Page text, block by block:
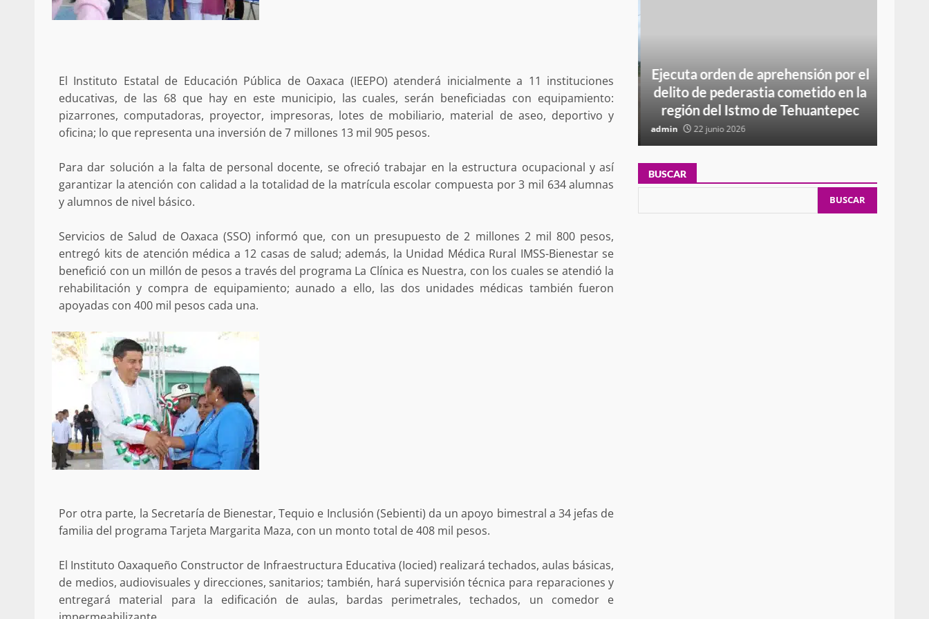
El Instituto Estatal de Educación Pública de Oaxaca (IEEPO) atenderá inicialmente a 11 instituciones
educativas, de las 68 que hay en este municipio, las cuales, serán beneficiadas con equipamiento:
pizarrones, computadoras, proyector, impresoras, lotes de mobiliario, material de aseo, deportivo y
oficina; lo que representa una inversión de 7 millones 13 mil 905 pesos.
Para dar solución a la falta de personal docente, se ofreció trabajar en la estructura ocupacional y así
garantizar la atención con calidad a la totalidad de la matrícula escolar compuesta por 3 mil 634 alumnas
y alumnos de nivel básico.
Servicios de Salud de Oaxaca (SSO) informó que, con un presupuesto de 2 millones 2 mil 800 pesos,
entregó kits de atención médica a 12 casas de salud; además, la Unidad Médica Rural IMSS-Bienestar se
benefició con un millón de pesos a través del programa La Clínica es Nuestra, con los cuales se atendió la
rehabilitación y compra de equipamiento; aunado a ello, las dos unidades médicas también fueron
apoyadas con 400 mil pesos cada una.
Por otra parte, la Secretaría de Bienestar, Tequio e Inclusión (Sebienti) da un apoyo bimestral a 34 jefas de
familia del programa Tarjeta Margarita Maza, con un monto total de 408 mil pesos.
El Instituto Oaxaqueño Constructor de Infraestructura Educativa (Iocied) realizará techados, aulas básicas,
de medios, audiovisuales y direcciones, sanitarios; también, hará supervisión técnica para reparaciones y
entregará material para la edificación de aulas, bardas perimetrales, techados, un comedor e
violencia y auxilia a empleada en la
zona de Módulos del Mercado de
Abasto
admin 27 enero 2026
Secretaría de Gobierno refuerza
presencia institucional en San Juan
Mazatlán
admin
Ejecuta orden de aprehensión por el
delito de pederastia cometido en la
región del Istmo de Tehuantepec
admin 22 junio 2026
BUSCAR
BUSCAR